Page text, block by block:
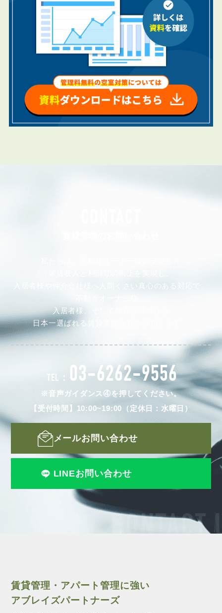
CONTACT
入居者様や仲介会社様へ人間くさい真心のある対応で、
入居者様、そして仲介会社様から
日本一選ばれる賃貸管理会社を目指します。
TEL： 03-6262-9556
※音声ガイダンス④を押してください。
【受付時間】10:00~19:00（定休日：水曜日）
メールお問い合わせ
LINEお問い合わせ
賃貸管理・アパート管理に強い
アブレイズパートナーズ